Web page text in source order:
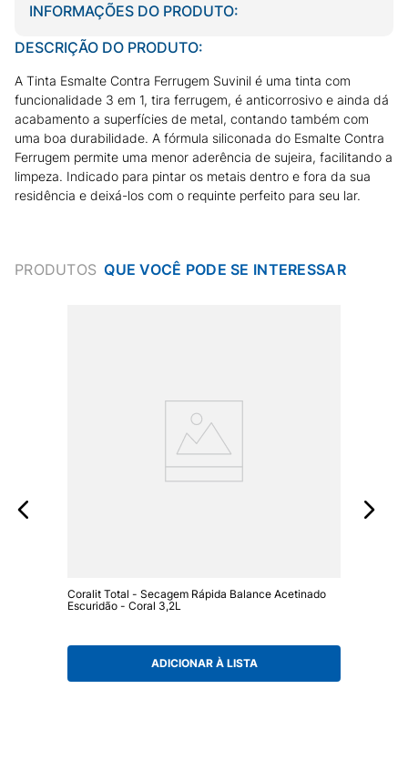
INFORMAÇÕES DO PRODUTO:
DESCRIÇÃO DO PRODUTO:
A Tinta Esmalte Contra Ferrugem Suvinil é uma tinta com
funcionalidade 3 em 1, tira ferrugem, é anticorrosivo e ainda dá
acabamento a superfícies de metal, contando também com
uma boa durabilidade. A fórmula siliconada do Esmalte Contra
Ferrugem permite uma menor aderência de sujeira, facilitando a
limpeza. Indicado para pintar os metais dentro e fora da sua
residência e deixá-los com o requinte perfeito para seu lar.
PRODUTOS
Coralit Total - Secagem Rápida Balance Acetinado
Escuridão - Coral 3,2L
ADICIONAR À LISTA